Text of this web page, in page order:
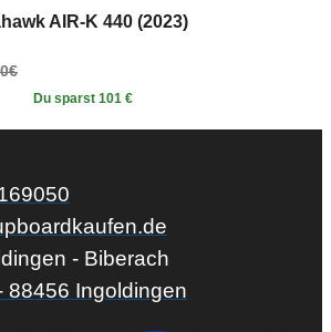
AIR-K 440 (2023)
€
Du sparst 101 €
- Biberach
88456 Ingoldingen